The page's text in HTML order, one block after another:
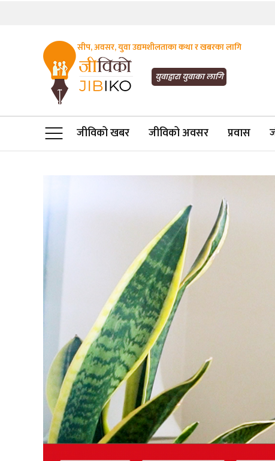
युवाद्वारा युवाका लागि
JIBIKO.COM
तपाईंको जीविकाको साथी
सीप, अवसर, युवा उद्यमशीलताका कथा र खबरका लागि
जीविको खबर जीविको अवसर प्रवास